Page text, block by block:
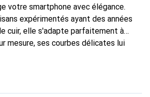
votre smartphone avec élégance.
expérimentés ayant des années
cuir, elle s'adapte parfaitement à
mesure, ses courbes délicates lui
pour votre smartphone.
Noreve est un choix fiable pour